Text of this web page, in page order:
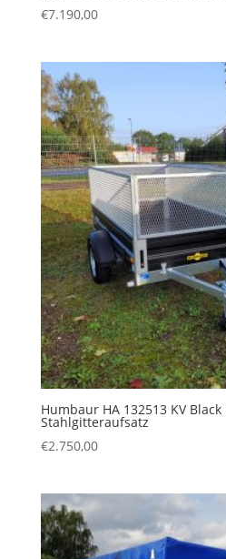
€7.190,00
Humbaur HA 132513 KV
Stahlgitteraufsatz
€2.750,00